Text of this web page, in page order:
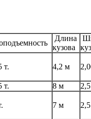
Длина
кузова
т. 4,2 м
т. 8 м
7 м